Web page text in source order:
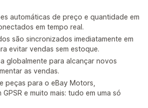
automáticas de preço e quantidade em
em tempo real.
são sincronizados imediatamente em
evitar vendas sem estoque.
globalmente para alcançar novos
as vendas.
peças para o eBay Motors,
e muito mais: tudo em uma só